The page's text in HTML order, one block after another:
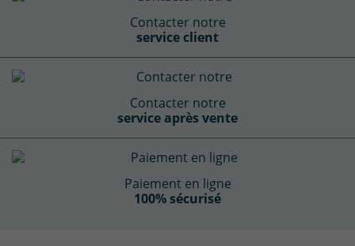
Contacter notre
service client
Contacter notre
service après vente
Paiement en ligne
100% sécurisé